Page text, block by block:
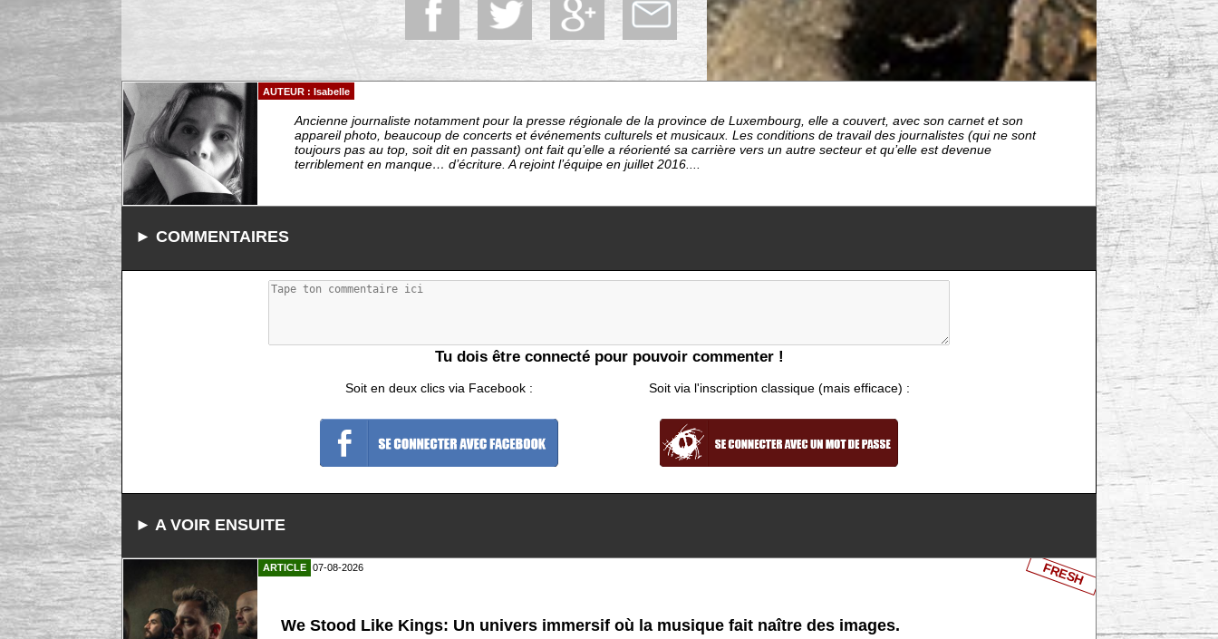
AUTEUR : Isabelle
Ancienne journaliste notamment pour la presse régionale de la province de Luxembourg, elle a couvert, avec son carnet et son
appareil photo, beaucoup de concerts et événements culturels et musicaux. Les conditions de travail des journalistes (qui ne sont
toujours pas au top, soit dit en passant) ont fait qu’elle a réorienté sa carrière vers un autre secteur et qu’elle est devenue
terriblement en manque… d’écriture. A rejoint l’équipe en juillet 2016....
► COMMENTAIRES
Tu dois être connecté pour pouvoir commenter !
Soit en deux clics via Facebook : Soit via l'inscription classique (mais efficace) :
► A VOIR ENSUITE
ARTICLE 07-08-2026
We Stood Like Kings: Un univers immersif où la musique fait naître des images.
FRESH